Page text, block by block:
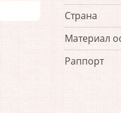
Страна
Материал
Раппорт